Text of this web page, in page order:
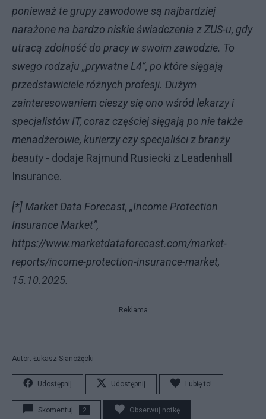
ponieważ te grupy zawodowe są najbardziej
narażone na bardzo niskie świadczenia z ZUS-u, gdy
utracą zdolność do pracy w swoim zawodzie. To
swego rodzaju „prywatne L4”, po które sięgają
przedstawiciele różnych profesji. Dużym
zainteresowaniem cieszy się ono wśród lekarzy i
specjalistów IT, coraz częściej sięgają po nie także
menadżerowie, kurierzy czy specjaliści z branży
beauty- dodaje Rajmund Rusiecki z Leadenhall
Insurance.
[*] Market Data Forecast, „Income Protection
Insurance Market”,
https://www.marketdataforecast.com/market-
reports/income-protection-insurance-market,
15.10.2025.
Reklama
Autor: Łukasz Sianożęcki
Udostępnij Udostępnij Lubię to!
Skomentuj 2 Obserwuj notkę